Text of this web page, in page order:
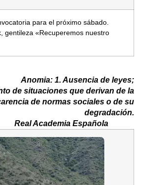
para el próximo sábado.
gentileza «Recuperemos nuestro
Anomia: 1. Ausencia de leyes;
de situaciones que derivandela
denormas sociales o de su
degradación.
Española